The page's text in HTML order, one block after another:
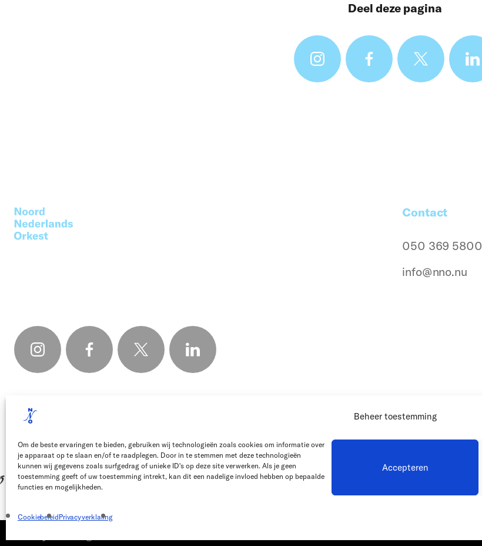
Beheer toestemming
Om de beste ervaringen te bieden, gebruiken wij technologieën zoals cookies om informatie over
je apparaat op te slaan en/of te raadplegen. Door in te stemmen met deze technologieën
kunnen wij gegevens zoals surfgedrag of unieke ID's op deze site verwerken. Als je geen
toestemming geeft of uw toestemming intrekt, kan dit een nadelige invloed hebben op bepaalde
functies en mogelijkheden.
Accepteren
CookiebeleidPrivacyverklaring
Deel deze pagina
Contact
050 369 5800
info@nno.nu